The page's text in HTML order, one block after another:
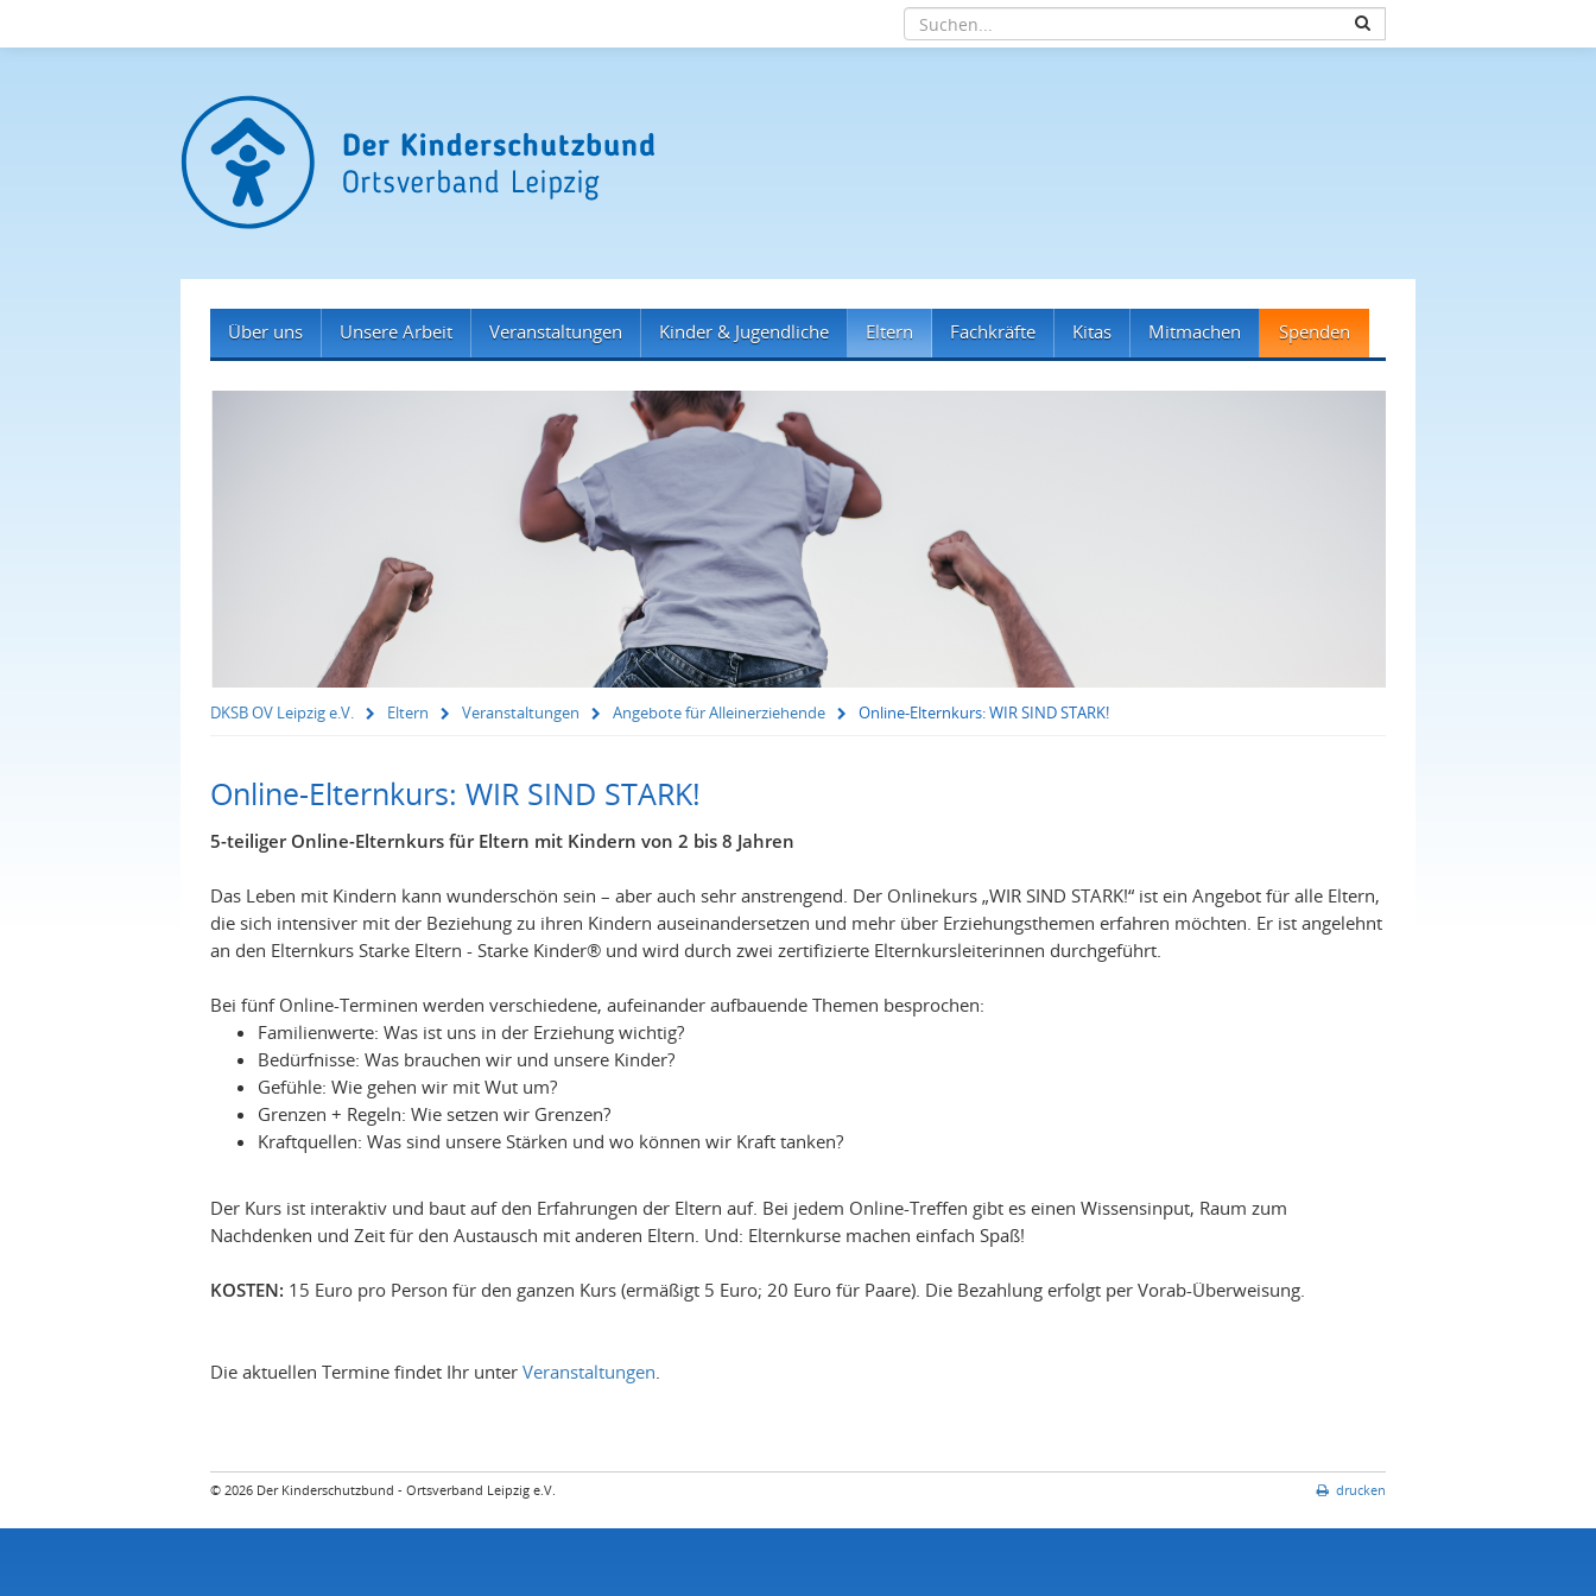
Über uns Unsere Arbeit Veranstaltungen Kinder & Jugendliche Eltern Fachkräfte Kitas Mitmachen Spenden
DKSB OV Leipzig e.V. Eltern Veranstaltungen Angebote für Alleinerziehende Online-Elternkurs: WIR SIND STARK!
Online-Elternkurs: WIR SIND STARK!
5-teiliger Online-Elternkurs für Eltern mit Kindern von 2 bis 8 Jahren
Das Leben mit Kindern kann wunderschön sein – aber auch sehr anstrengend. Der Onlinekurs „WIR SIND STARK!“ ist ein Angebot für alle Eltern,
die sich intensiver mit der Beziehung zu ihren Kindern auseinandersetzen und mehr über Erziehungsthemen erfahren möchten. Er ist angelehnt
an den Elternkurs Starke Eltern - Starke Kinder® und wird durch zwei zertifizierte Elternkursleiterinnen durchgeführt.
Bei fünf Online-Terminen werden verschiedene, aufeinander aufbauende Themen besprochen:
Familienwerte: Was ist uns in der Erziehung wichtig?
Bedürfnisse: Was brauchen wir und unsere Kinder?
Gefühle: Wie gehen wir mit Wut um?
Grenzen + Regeln: Wie setzen wir Grenzen?
Kraftquellen: Was sind unsere Stärken und wo können wir Kraft tanken?
Der Kurs ist interaktiv und baut auf den Erfahrungen der Eltern auf. Bei jedem Online-Treffen gibt es einen Wissensinput, Raum zum
Nachdenken und Zeit für den Austausch mit anderen Eltern. Und: Elternkurse machen einfach Spaß!
KOSTEN: 15 Euro pro Person für den ganzen Kurs (ermäßigt 5 Euro; 20 Euro für Paare). Die Bezahlung erfolgt per Vorab-Überweisung.
Die aktuellen Termine findet Ihr unter Veranstaltungen.
© 2026 Der Kinderschutzbund - Ortsverband Leipzig e.V. drucken